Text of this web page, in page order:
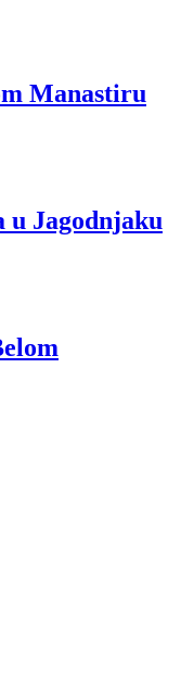
Manastiru
u Jagodnjaku